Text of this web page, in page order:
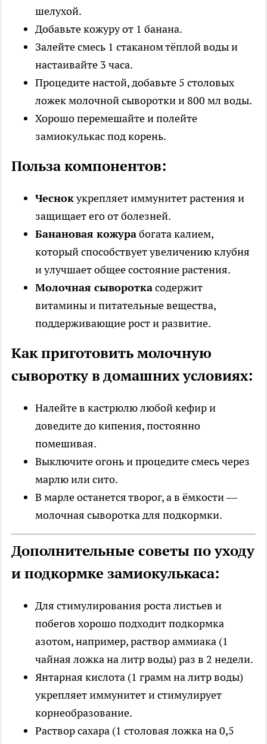
шелухой.
Добавьте кожуру от 1 банана.
Залейте смесь 1 стаканом тёплой воды и
настаивайте 3 часа.
Процедите настой, добавьте 5 столовых
ложек молочной сыворотки и 800 мл воды.
Хорошо перемешайте и полейте
замиокулькас под корень.
Польза компонентов:
Чеснокукрепляет иммунитет растения и
защищает его от болезней.
Банановая кожурабогата калием,
который способствует увеличению клубня
и улучшает общее состояние растения.
Молочная сывороткасодержит
витамины и питательные вещества,
поддерживающие рост и развитие.
Как приготовить молочную
сыворотку в домашних условиях:
Налейте в кастрюлю любой кефир и
доведите до кипения, постоянно
помешивая.
Выключите огонь и процедите смесь через
марлю или сито.
В марле останется творог, а в ёмкости —
молочная сыворотка для подкормки.
Дополнительные советы по уходу
и подкормке замиокулькаса:
Для стимулирования роста листьев и
побегов хорошо подходит подкормка
азотом, например, раствор аммиака (1
чайная ложка на литр воды) раз в 2 недели.
Янтарная кислота (1 грамм на литр воды)
укрепляет иммунитет и стимулирует
корнеобразование.
Раствор сахара (1 столовая ложка на 0,5